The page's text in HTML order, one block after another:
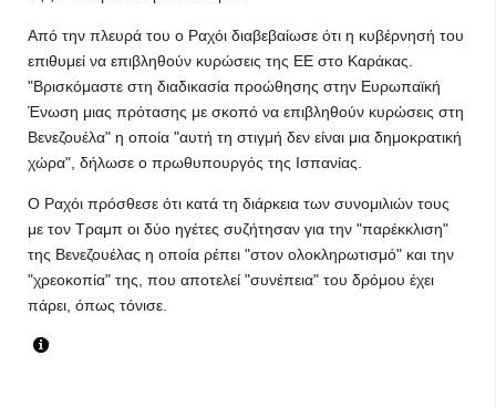
Από την πλευρά του ο Ραχόι διαβεβαίωσε ότι η κυβέρνησή του
επιθυμεί να επιβληθούν κυρώσεις της ΕΕ στο Καράκας.
"Βρισκόμαστε στη διαδικασία προώθησης στην Ευρωπαϊκή
Ένωση μιας πρότασης με σκοπό να επιβληθούν κυρώσεις στη
Βενεζουέλα" η οποία "αυτή τη στιγμή δεν είναι μια δημοκρατική
χώρα", δήλωσε ο πρωθυπουργός της Ισπανίας.
Ο Ραχόι πρόσθεσε ότι κατά τη διάρκεια των συνομιλιών τους
με τον Τραμπ οι δύο ηγέτες συζήτησαν για την "παρέκκλιση"
της Βενεζουέλας η οποία ρέπει "στον ολοκληρωτισμό" και την
"χρεοκοπία" της, που αποτελεί "συνέπεια" του δρόμου έχει
πάρει, όπως τόνισε.